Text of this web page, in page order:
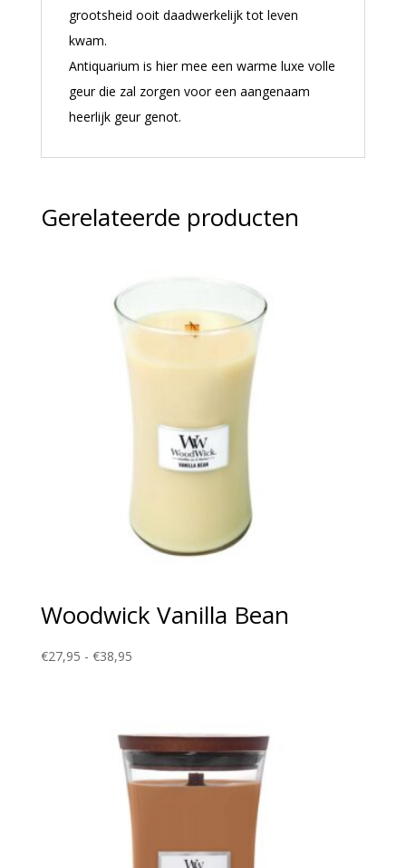
grootsheid ooit daadwerkelijk tot leven
kwam.
Antiquarium is hier mee een warme luxe volle
geur die zal zorgen voor een aangenaam
heerlijk geur genot.
Gerelateerde producten
Woodwick Vanilla Bean
€27,95 - €38,95Prijsklasse: